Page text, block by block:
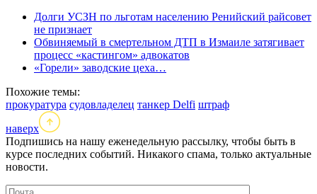
Долги УСЗН по льготам населению Ренийский райсовет
не признает
Обвиняемый в смертельном ДТП в Измаиле затягивает
процесс «кастингом» адвокатов
«Горели» заводские цеха…
Похожие темы:
прокуратура судовладелец танкер Delfi штраф
наверх
Подпишись на нашу еженедельную рассылку, чтобы быть в
курсе последних событий. Никакого спама, только актуальные
новости.